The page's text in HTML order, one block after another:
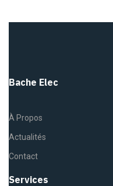
Bache Elec
À Propos
Actualités
Contact
Services